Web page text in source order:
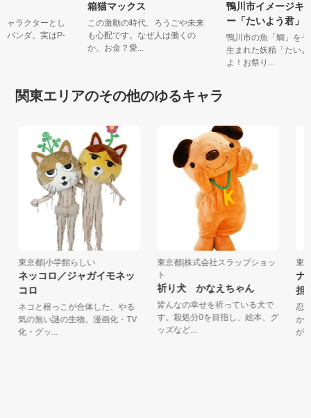
キャラクターとし
成パンダ。実はP-
箱猫マックス
この激動の時代、ろうごや未来
も心配です。なぜ人は働くの
か。お金？愛...
鴨川市イメージ
ー「たいよう君」
鴨川市の魚「鯛」を
生まれた妖精「たい
よ！お祭り...
関東エリアのその他のゆるキャラ
東京都|小学館らしい
ネッコロ／ジャガイモネッ
コロ
ネコと根っこが合体した、やる
気の無い謎の生物。漫画化・TV
化・グッ...
東京都|株式会社スラップショッ
祈り犬 かなえちゃん
皆んなの幸せを祈っている犬で
す。殺処分0を目指し、絵本、グ
ッズなど...
東
ナ
担
忍
か
が、